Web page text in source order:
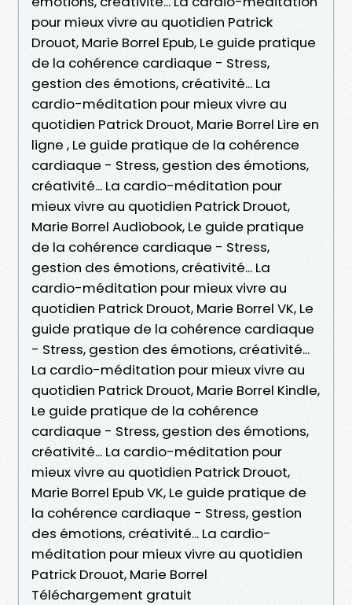
pour mieux vivre au quotidien Patrick
Drouot, Marie Borrel Epub, Le guide pratique
de la cohérence cardiaque - Stress,
gestion des émotions, créativité... La
cardio-méditation pour mieux vivre au
quotidien Patrick Drouot, Marie Borrel Lire en
ligne , Le guide pratique de la cohérence
cardiaque - Stress, gestion des émotions,
créativité... La cardio-méditation pour
mieux vivre au quotidien Patrick Drouot,
Marie Borrel Audiobook, Le guide pratique
de la cohérence cardiaque - Stress,
gestion des émotions, créativité... La
cardio-méditation pour mieux vivre au
quotidien Patrick Drouot, Marie Borrel VK, Le
guide pratique de la cohérence cardiaque
- Stress, gestion des émotions, créativité...
La cardio-méditation pour mieux vivre au
quotidien Patrick Drouot, Marie Borrel Kindle,
Le guide pratique de la cohérence
cardiaque - Stress, gestion des émotions,
créativité... La cardio-méditation pour
mieux vivre au quotidien Patrick Drouot,
Marie Borrel Epub VK, Le guide pratique de
la cohérence cardiaque - Stress, gestion
des émotions, créativité... La cardio-
méditation pour mieux vivre au quotidien
Patrick Drouot, Marie Borrel
Téléchargement gratuit